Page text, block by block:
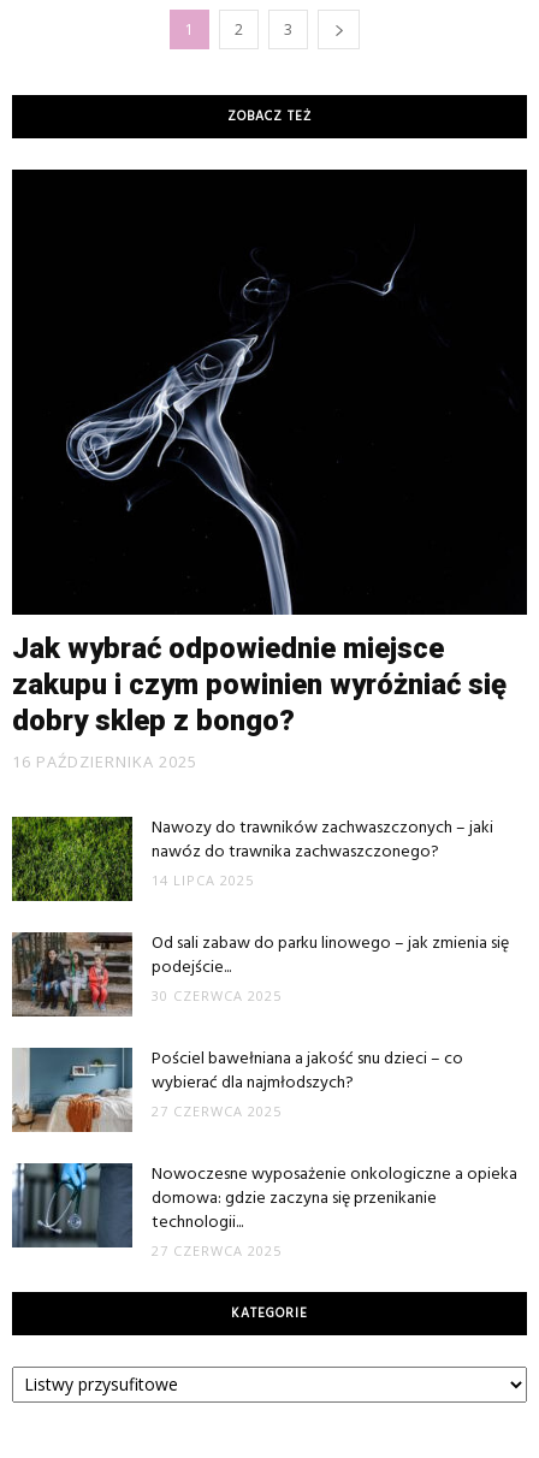
1 2 3
ZOBACZ TEŻ
Jak wybrać odpowiednie miejsce
zakupu i czym powinien wyróżniać się
dobry sklep z bongo?
16 PAŹDZIERNIKA 2025
Nawozy do trawników zachwaszczonych – jaki
nawóz do trawnika zachwaszczonego?
14 LIPCA 2025
Od sali zabaw do parku linowego – jak zmienia się
podejście...
30 CZERWCA 2025
Pościel bawełniana a jakość snu dzieci – co
wybierać dla najmłodszych?
27 CZERWCA 2025
Nowoczesne wyposażenie onkologiczne a opieka
domowa: gdzie zaczyna się przenikanie
technologii...
27 CZERWCA 2025
KATEGORIE
Kategorie